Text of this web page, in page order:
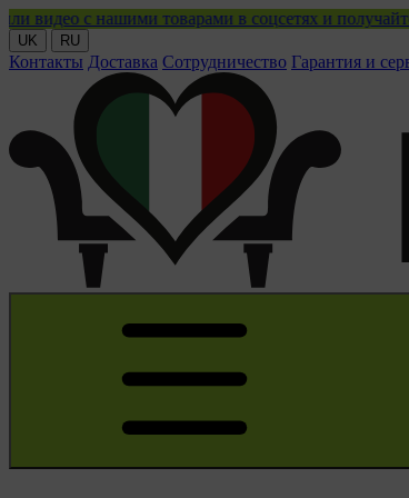
товарами в соцсетях и получайте кэшбэк!
UK RU
Контакты Доставка Сотрудничество Гарантия и